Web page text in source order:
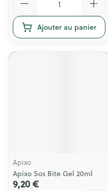
Ajouter au panier
Apixo
Apixo Sos Bite Gel 20ml
9,20 €